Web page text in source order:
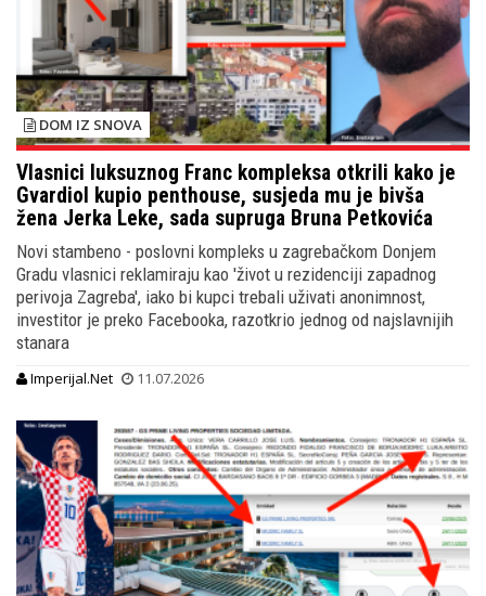
DOM IZ SNOVA
Vlasnici luksuznog Franc kompleksa otkrili kako je
Gvardiol kupio penthouse, susjeda mu je bivša
žena Jerka Leke, sada supruga Bruna Petkovića
Novi stambeno - poslovni kompleks u zagrebačkom Donjem
Gradu vlasnici reklamiraju kao 'život u rezidenciji zapadnog
perivoja Zagreba', iako bi kupci trebali uživati anonimnost,
investitor je preko Facebooka, razotkrio jednog od najslavnijih
stanara
Imperijal.Net 11.07.2026